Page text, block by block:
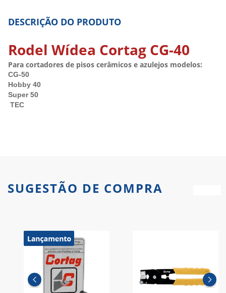
DESCRIÇÃO DO PRODUTO
Rodel Wídea Cortag CG-40
Para cortadores de pisos cerâmicos e azulejos modelos:
CG-50
Hobby 40
Super 50
TEC
SUGESTÃO DE COMPRA